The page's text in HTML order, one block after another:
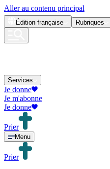
Aller au contenu principal
Édition française Rubriques
Services
Je donne
Je m'abonne
Je donne
Prier
Menu
Prier